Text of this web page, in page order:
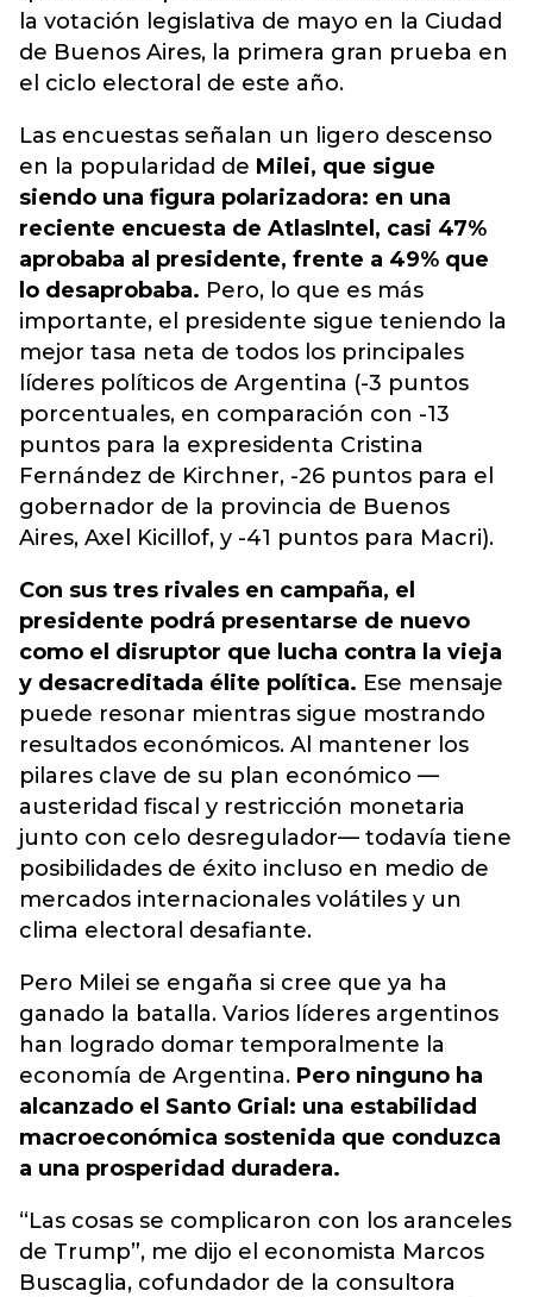
la votación legislativa de mayo en la Ciudad
de Buenos Aires, la primera gran prueba en
el ciclo electoral de este año.
Las encuestas señalan un ligero descenso
en la popularidad de Milei, que sigue
siendo una figura polarizadora: en una
reciente encuesta de AtlasIntel, casi 47%
aprobaba al presidente, frente a 49% que
lo desaprobaba. Pero, lo que es más
importante, el presidente sigue teniendo la
mejor tasa neta de todos los principales
líderes políticos de Argentina (-3 puntos
porcentuales, en comparación con -13
puntos para la expresidenta Cristina
Fernández de Kirchner, -26 puntos para el
gobernador de la provincia de Buenos
Aires, Axel Kicillof, y -41 puntos para Macri).
Con sus tres rivales en campaña, el
presidente podrá presentarse de nuevo
como el disruptor que lucha contra la vieja
y desacreditada élite política. Ese mensaje
puede resonar mientras sigue mostrando
resultados económicos. Al mantener los
pilares clave de su plan económico —
austeridad fiscal y restricción monetaria
junto con celo desregulador— todavía tiene
posibilidades de éxito incluso en medio de
mercados internacionales volátiles y un
clima electoral desafiante.
Pero Milei se engaña si cree que ya ha
ganado la batalla. Varios líderes argentinos
han logrado domar temporalmente la
economía de Argentina. Pero ninguno ha
alcanzado el Santo Grial: una estabilidad
macroeconómica sostenida que conduzca
a una prosperidad duradera.
“Las cosas se complicaron con los aranceles
de Trump”, me dijo el economista Marcos
Buscaglia, cofundador de la consultora